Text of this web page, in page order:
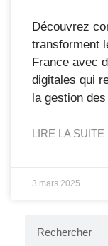
Découvrez
transforment
France avec
digitales qui
la gestion
LIRE LA SUITE
3 mars 2025